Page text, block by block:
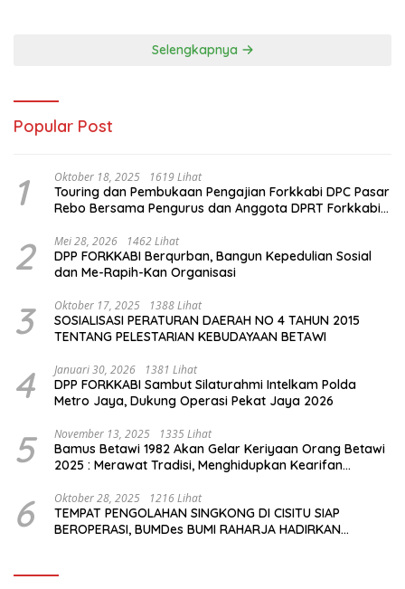
Selengkapnya
Popular Post
1 Oktober 18, 2025 1619 Lihat
Touring dan Pembukaan Pengajian Forkkabi DPC Pasar
Rebo Bersama Pengurus dan Anggota DPRT Forkkabi
2 Mei 28, 2026 1462 Lihat
DPP FORKKABI Berqurban, Bangun Kepedulian Sosial
dan Me-Rapih-Kan Organisasi
3 Oktober 17, 2025 1388 Lihat
SOSIALISASI PERATURAN DAERAH NO 4 TAHUN 2015
TENTANG PELESTARIAN KEBUDAYAAN BETAWI
4 Januari 30, 2026 1381 Lihat
DPP FORKKABI Sambut Silaturahmi Intelkam Polda
Metro Jaya, Dukung Operasi Pekat Jaya 2026
5 November 13, 2025 1335 Lihat
Bamus Betawi 1982 Akan Gelar Keriyaan Orang Betawi
2025 : Merawat Tradisi, Menghidupkan Kearifan
6 Oktober 28, 2025 1216 Lihat
TEMPAT PENGOLAHAN SINGKONG DI CISITU SIAP
BEROPERASI, BUMDes BUMI RAHARJA HADIRKAN